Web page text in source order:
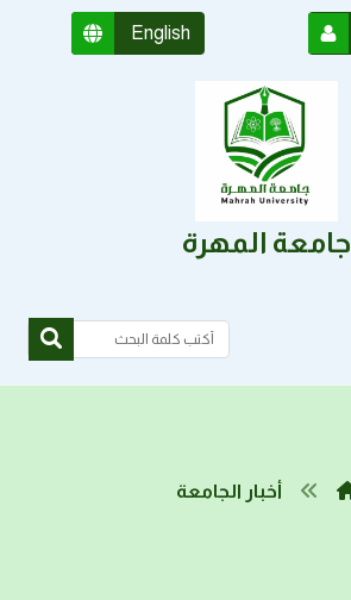
English
جامعة المهرة
أخبار الجامعة